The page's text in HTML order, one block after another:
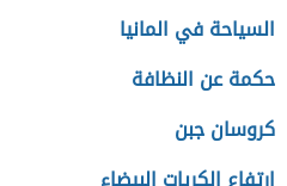
السياحة في المانيا
حكمة عن النظافة
كروسان جبن